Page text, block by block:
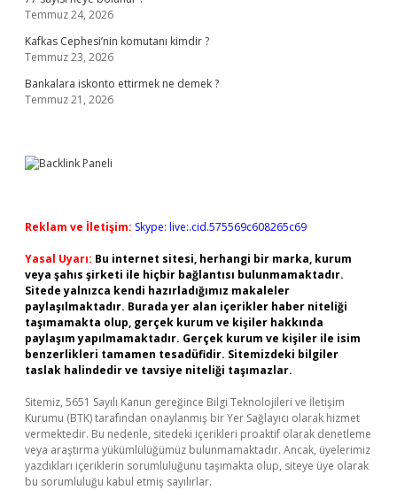
Temmuz 24, 2026
Kafkas Cephesi’nin komutanı kimdir ?
Temmuz 23, 2026
Bankalara iskonto ettirmek ne demek ?
Temmuz 21, 2026
Reklam ve İletişim: Skype: live:.cid.575569c608265c69
Yasal Uyarı: Bu internet sitesi, herhangi bir marka, kurum
veya şahıs şirketi ile hiçbir bağlantısı bulunmamaktadır.
Sitede yalnızca kendi hazırladığımız makaleler
paylaşılmaktadır. Burada yer alan içerikler haber niteliği
taşımamakta olup, gerçek kurum ve kişiler hakkında
paylaşım yapılmamaktadır. Gerçek kurum ve kişiler ile isim
benzerlikleri tamamen tesadüfidir. Sitemizdeki bilgiler
taslak halindedir ve tavsiye niteliği taşımazlar.
Sitemiz, 5651 Sayılı Kanun gereğince Bilgi Teknolojileri ve İletişim
Kurumu (BTK) tarafından onaylanmış bir Yer Sağlayıcı olarak hizmet
vermektedir. Bu nedenle, sitedeki içerikleri proaktif olarak denetleme
veya araştırma yükümlülüğümüz bulunmamaktadır. Ancak, üyelerimiz
yazdıkları içeriklerin sorumluluğunu taşımakta olup, siteye üye olarak
bu sorumluluğu kabul etmiş sayılırlar.